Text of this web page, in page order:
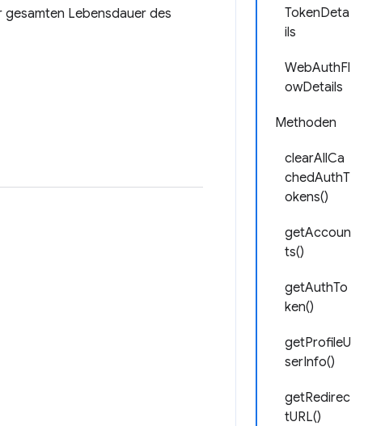
TokenDeta
ils
WebAuthFl
owDetails
Methoden
clearAllCa
chedAuthT
okens()
getAccoun
ts()
getAuthTo
ken()
getProfileU
serInfo()
getRedirec
tURL()
gesamten Lebensdauer des